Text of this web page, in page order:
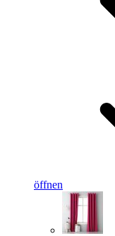
öffnen